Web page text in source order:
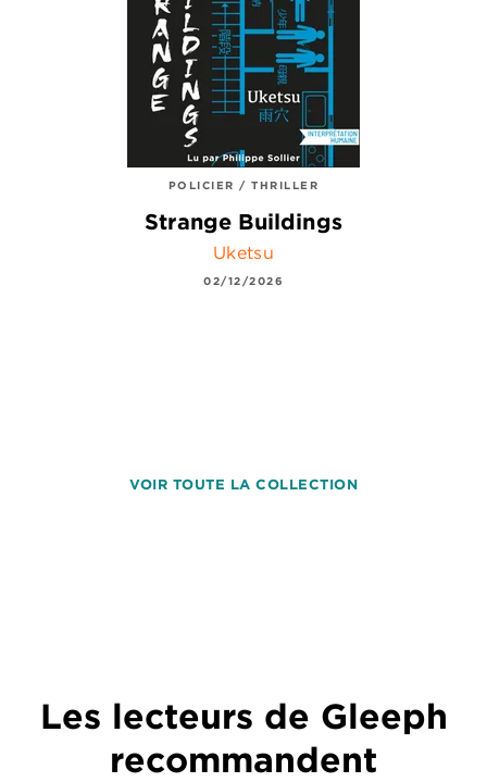
POLICIER / THRILLER
Strange Buildings
Uketsu
02/12/2026
VOIR TOUTE LA COLLECTION
Les lecteurs de Gleeph
recommandent